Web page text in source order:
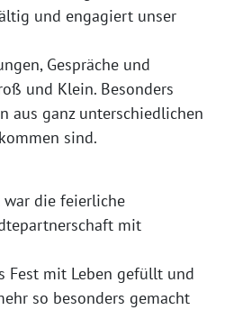
und engagiert unser
Gespräche und
und Klein. Besonders
aus ganz unterschiedlichen
sind.
war die feierliche
mit
Fest mit Leben gefüllt und
so besonders gemacht